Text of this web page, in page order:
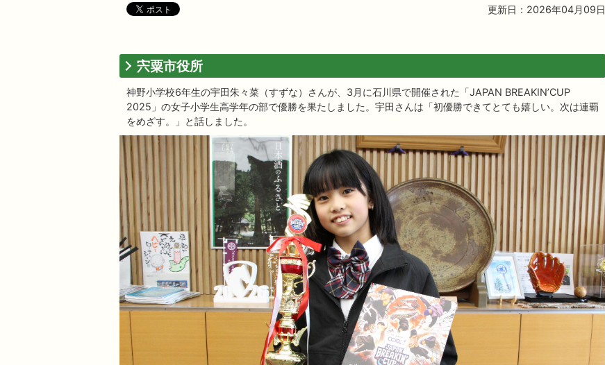
更新日：2026年04月09日
宍粟市役所
神野小学校6年生の宇田朱々菜（すずな）さんが、3月に石川県で開催された「JAPAN BREAKIN’CUP
2025」の女子小学生高学年の部で優勝を果たしました。宇田さんは「初優勝できてとても嬉しい。次は連覇
をめざす。」と話しました。